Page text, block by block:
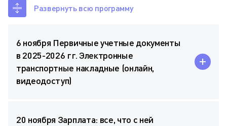
Развернуть всю программу
6 ноября Первичные учетные документы
в 2025-2026 гг. Электронные
транспортные накладные (онлайн,
видеодоступ)
20 ноября Зарплата: все, что с ней